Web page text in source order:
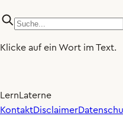
Klicke auf ein Wort im Text.
×0.80 🐢
LernLaterne
KontaktDisclaimer